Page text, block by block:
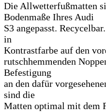
Die Allwetterfußmatten
Bodenmaße Ihres Audi
S3 angepasst.
in
Kontrastfarbe auf den
rutschhemmenden
Befestigung
an den dafür
sind die
Matten optimal mit dem